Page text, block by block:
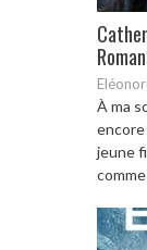
À ma
jeune